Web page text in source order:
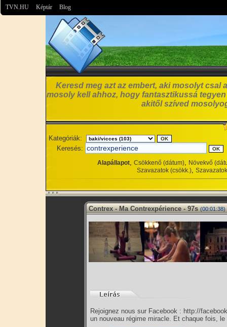
TVN.HU Képtár Blog
Keresd meg azt az embert, aki mosolyt csal
mosoly kell ahhoz, hogy fantasztikussá
akitől szíved
Kategóriák:
Keresés:
Alapállapot, Csökkenő (dátum), Növekvő
Szavazatok (csökk.),
Contrex - Ma Contrexpérience - 97s (00:01:38)
Rejoignez nous sur Facebook : http://
un nouveau régime miracle. Et chaque fois,